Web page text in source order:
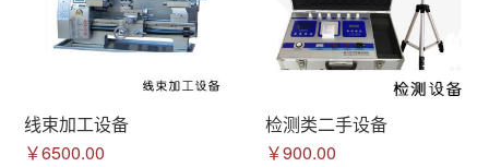
线束加工设备
￥6500.00
检测类二手设备
￥900.00